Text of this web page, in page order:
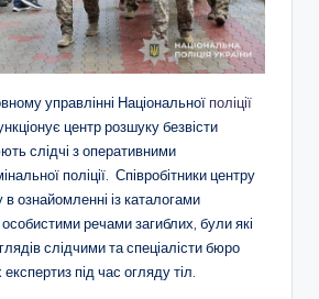
управлінні Національної поліції
центр розшуку безвісти
слідчі з оперативними
поліції. Співробітники центру
ознайомленні із каталогами
особистими речами загиблих, були які
слідчими та спеціалісти бюро
під час огляду тіл.